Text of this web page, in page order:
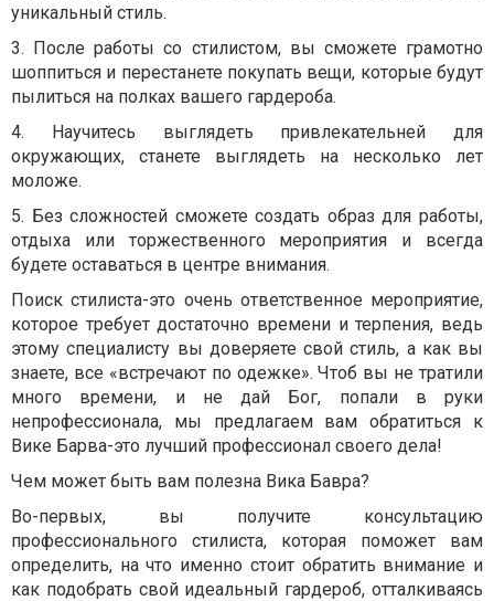
уникальный стиль.
3. После работы со стилистом, вы сможете грамотно
шоппиться и перестанете покупать вещи, которые будут
пылиться на полках вашего гардероба.
4. Научитесь выглядеть привлекательней для
окружающих, станете выглядеть на несколько лет
моложе.
5. Без сложностей сможете создать образ для работы,
отдыха или торжественного мероприятия и всегда
будете оставаться в центре внимания.
Поиск стилиста-это очень ответственное мероприятие,
которое требует достаточно времени и терпения, ведь
этому специалисту вы доверяете свой стиль, а как вы
знаете, все «встречают по одежке». Чтоб вы не тратили
много времени, и не дай Бог, попали в руки
непрофессионала, мы предлагаем вам обратиться к
Вике Барва-это лучший профессионал своего дела!
Чем может быть вам полезна Вика Бавра?
Во-первых, вы получите консультацию
профессионального стилиста, которая поможет вам
определить, на что именно стоит обратить внимание и
как подобрать свой идеальный гардероб, отталкиваясь